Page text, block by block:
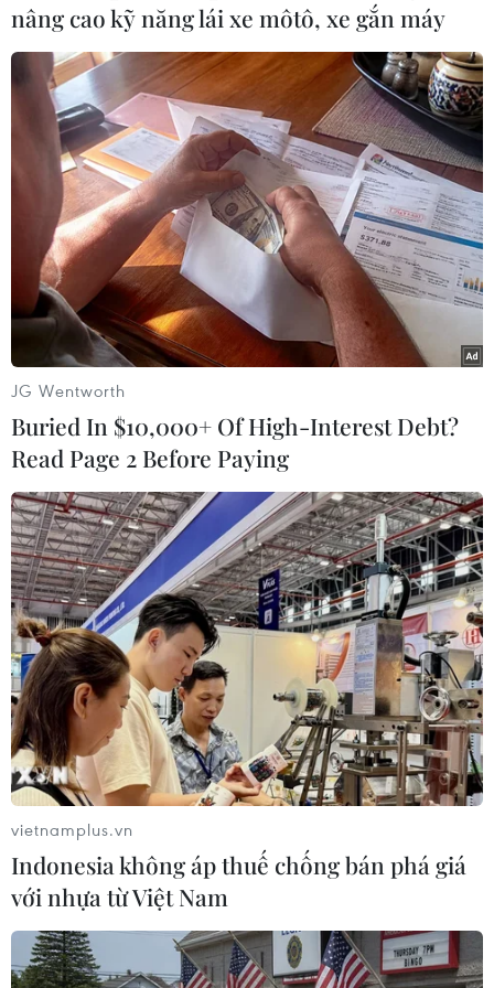
cấp 7, giật cấp 8-9. Sóng biển cao 2-4m. Biển
động mạnh. Rủi ro thiên tai cấp độ 2./.
(TTXVN/Vietnam+)
#Hà Nội #Không khí lạnh #Nhiệt độ
#Biển động
#Sương mù
#Sóng biển
#Biển Đông
#Quần đảo Hoàng Sa
TP. Hà Nội
Quảng Bình
Quảng Trị
Tp. Hồ Chí Minh
TP. Huế
Thanh Hóa
Theo dõi VietnamPlus
TIN LIÊN QUAN
nâng cao kỹ năng lái xe môtô, xe gắn máy
JG Wentworth
Buried In $10,000+ Of High-Interest Debt?
Read Page 2 Before Paying
vietnamplus.vn
Indonesia không áp thuế chống bán phá giá
với nhựa từ Việt Nam